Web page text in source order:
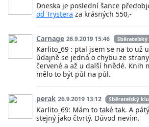
Dneska je poslední šance
od Trystera za krásných 550,-
Carnage 26.9.2019 15:46
Karlito_69 : ptal jsem se na to už
údajně se jedná o chybu ze
červené a až u další hnědé. Knih
mělo to být půl na půl.
perak 26.9.2019 13:12 Sběratelský
Karlito_69: Mám to také tak. A
stejný jako čtvrtý. Důvod nevím.